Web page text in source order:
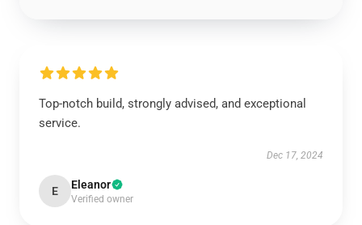
Top-notch build, strongly advised, and exceptional
service.
Dec 17, 2024
E Eleanor
Verified owner